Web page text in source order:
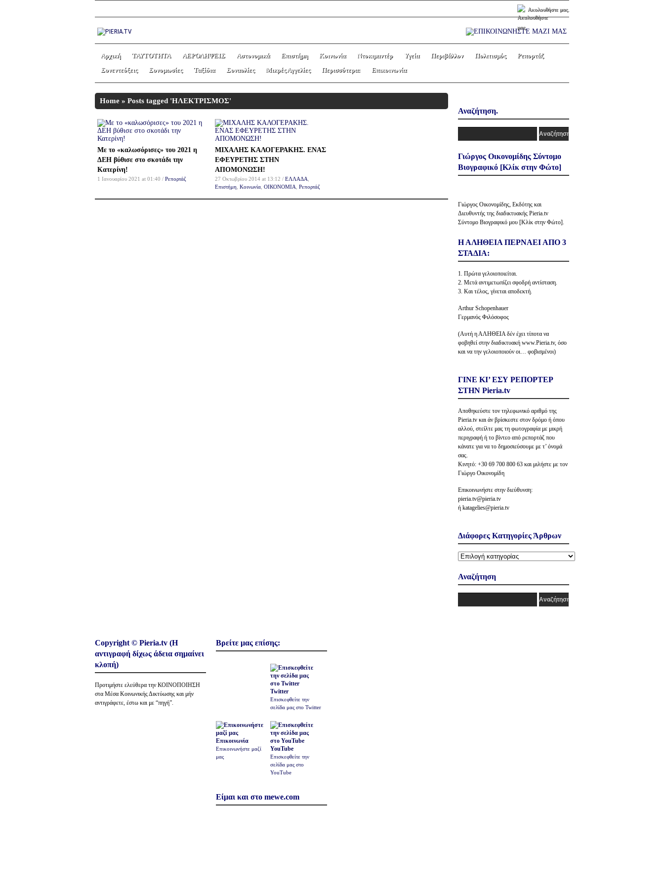
Ακολουθήστε μας.
Αρχική ΤΑΥΤΟΤΗΤΑ ΑΕΡΟΛΗΨΕΙΣ Αστυνομικά Επιστήμη Κοινωνία Ντοκιμαντέρ Υγεία Περιβάλλον Πολιτισμός
Ρεπορτάζ
Συνεντεύξεις
Συνομωσίες Ταξίδια Συναυλίες Μικρές Αγγελίες Περισσότερα: Επικοινωνία
Home » Posts tagged 'ΗΛΕΚΤΡΙΣΜΟΣ'
Με το «καλωσόρισες» του 2021 η
ΔΕΗ βύθισε στο σκοτάδι την
Κατερίνη!
1 Ιανουαρίου 2021 at 01:40 / Ρεπορτάζ
ΜΙΧΑΛΗΣ ΚΑΛΟΓΕΡΑΚΗΣ. ΕΝΑΣ
ΕΦΕΥΡΕΤΗΣ ΣΤΗΝ
ΑΠΟΜΟΝΩΣΗ!
27 Οκτωβρίου 2014 at 13:12 / ΕΛΛΑΔΑ
Επιστήμη Κοινωνία ΟΙΚΟΝΟΜΙΑ Ρεπορτάζ
Αναζήτηση.
Γιώργος Οικονομίδης Σύντομο
Βιογραφικό [Κλίκ στην Φώτο]
Γιώργος Οικονομίδης, Εκδότης και
Διευθυντής της διαδικτυακής Pieria.tv
Σύντομο Βιογραφικό μου [Κλίκ στην Φώτο].
Η ΑΛΗΘΕΙΑ ΠΕΡΝΑΕΙ ΑΠΟ 3
ΣΤΑΔΙΑ:
1. Πρώτα γελοιοποιείται.
2. Μετά αντιμετωπίζει σφοδρή αντίσταση.
3. Και τέλος, γίνεται αποδεκτή.
Arthur Schopenhauer
Γερμανός Φιλόσοφος
(Αυτή η ΑΛΗΘΕΙΑ δέν έχει τίποτα να
φοβηθεί στην διαδικτυακή www.Pieria.tv, όσο
και να την γελοιοποιούν οι… φοβισμένοι)
ΓΙΝΕ ΚΙ’ ΕΣΥ ΡΕΠΟΡΤΕΡ
ΣΤΗΝ Pieria.tv
Αποθηκεύστε τον τηλεφωνικό αριθμό της
Pieria.tv και άν βρίσκεστε στον δρόμο ή όπου
αλλού, στείλτε μας τη φωτογραφία με μικρή
περιγραφή ή το βίντεο από ρεπορτάζ που
κάνατε για να το δημοσιεύσουμε με τ’ όνομά
σας.
Κινητό: +30 69 700 800 63 και μιλήστε με τον
Γιώργο Οικονομίδη
Επικοινωνήστε στην διεύθυνση:
pieria.tv@pieria.tv
ή katagelies@pieria.tv
Διάφορες Κατηγορίες Άρθρων
Διάφορες
Άρθρων
Αναζήτηση
Copyright © Pieria.tv (Η
αντιγραφή δίχως άδεια σημαίνει
κλοπή)
Προτιμήστε ελεύθερα την ΚΟΙΝΟΠΟΙΗΣΗ
στα Μέσα Κοινωνικής Δικτύωσης και μήν
αντιγράφετε, έστω και με “πηγή”.
Βρείτε μας επίσης:
Twitter
Επισκεφθείτε την
σελίδα μας στο Twitter
Επικοινωνία
Επικοινωνήστε μαζί
μας
YouTube
Επισκεφθείτε την
σελίδα μας στο
YouTube
Είμαι και στο mewe.com